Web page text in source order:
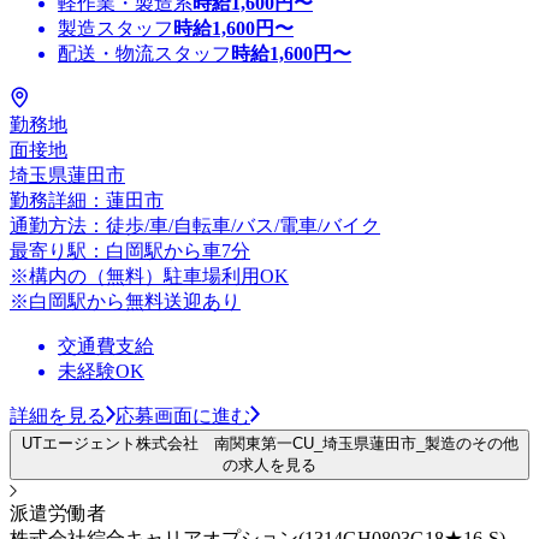
製造スタッフ 時給1,600円〜
配送・物流スタッフ 時給1,600円〜
勤務地
面接地
埼玉県蓮田市
勤務詳細：蓮田市
通勤方法：徒歩/車/自転車/バス/電車/バイク
最寄り駅：白岡駅から車7分
※構内の（無料）駐車場利用OK
※白岡駅から無料送迎あり
交通費支給
未経験OK
詳細を見る 応募画面に進む
UTエージェント株式会社 南関東第一CU_埼玉県蓮田市_製造のその他
の求人を見る
派遣労働者